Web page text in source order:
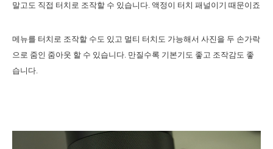
말고도 직접 터치로 조작할 수 있습니다. 액정이 터치 패널이기 때문이죠
메뉴를 터치로 조작할 수도 있고 멀티 터치도 가능해서 사진을 두 손가락
으로 줌인 줌아웃 할 수 있습니다. 만질수록 기본기도 좋고 조작감도 좋
습니다.